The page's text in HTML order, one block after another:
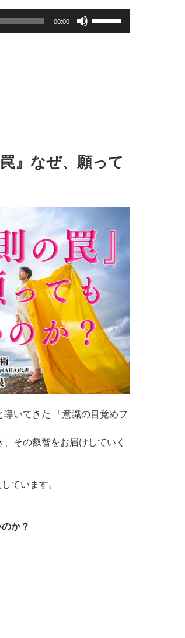
00:00
下
矢
使
っ
て
く
だ
さ
い。
』なぜ、願って
いてきた 「意識の目覚めフ
その叡智をお届けしていく
ています。
か？